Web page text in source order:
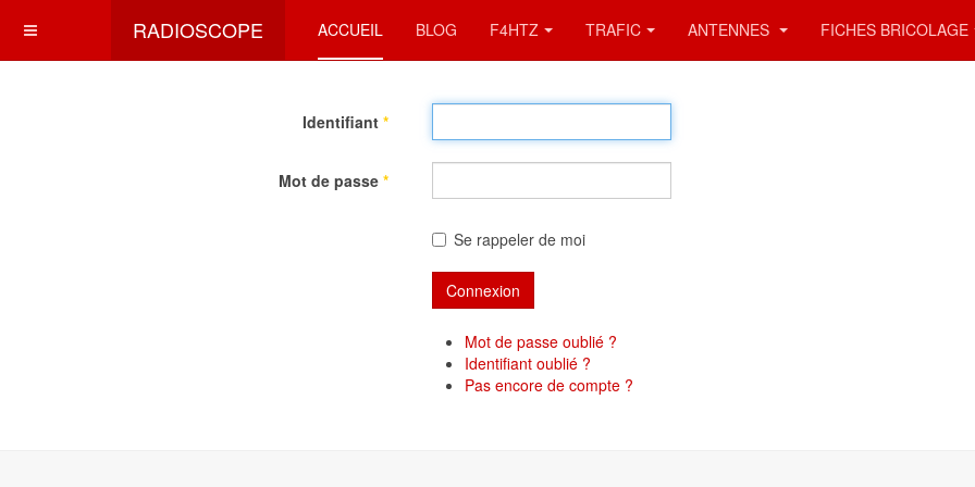
RADIOSCOPE ACCUEIL BLOG F4HTZ TRAFIC ANTENNES FICHES BRICOLAGE
Identifiant *
Mot de passe *
Se rappeler de moi
Connexion
Mot de passe oublié ?
Identifiant oublié ?
Pas encore de compte ?